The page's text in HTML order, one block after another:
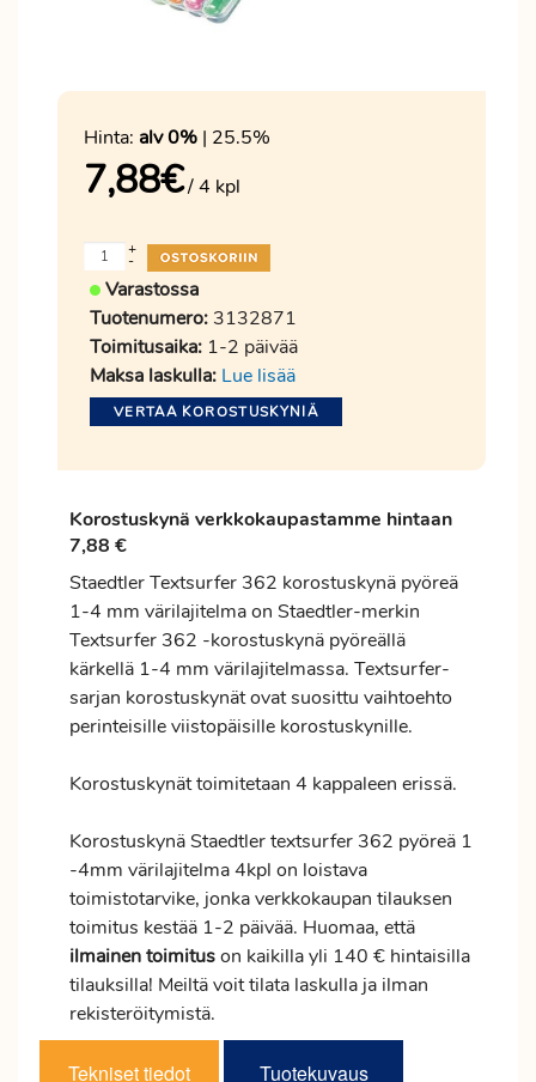
Hinta: alv 0% | 25.5%
7,88€/ 4 kpl
-
+
Varastossa
Tuotenumero: 3132871
Toimitusaika: 1-2 päivää
Maksa laskulla: Lue lisää
VERTAA KOROSTUSKYNIÄ
Korostuskynä verkkokaupastamme hintaan
7,88 €
Staedtler Textsurfer 362 korostuskynä pyöreä
1-4 mm värilajitelma on Staedtler-merkin
Textsurfer 362 -korostuskynä pyöreällä
kärkellä 1-4 mm värilajitelmassa. Textsurfer-
sarjan korostuskynät ovat suosittu vaihtoehto
perinteisille viistopäisille korostuskynille.
Korostuskynät toimitetaan 4 kappaleen erissä.
Korostuskynä Staedtler textsurfer 362 pyöreä 1
-4mm värilajitelma 4kpl on loistava
toimistotarvike, jonka verkkokaupan tilauksen
toimitus kestää 1-2 päivää. Huomaa, että
ilmainentoimituson kaikilla yli 140 € hintaisilla
tilauksilla! Meiltä voit tilata laskulla ja ilman
rekisteröitymistä.
Tekniset tiedot Tuotekuvaus